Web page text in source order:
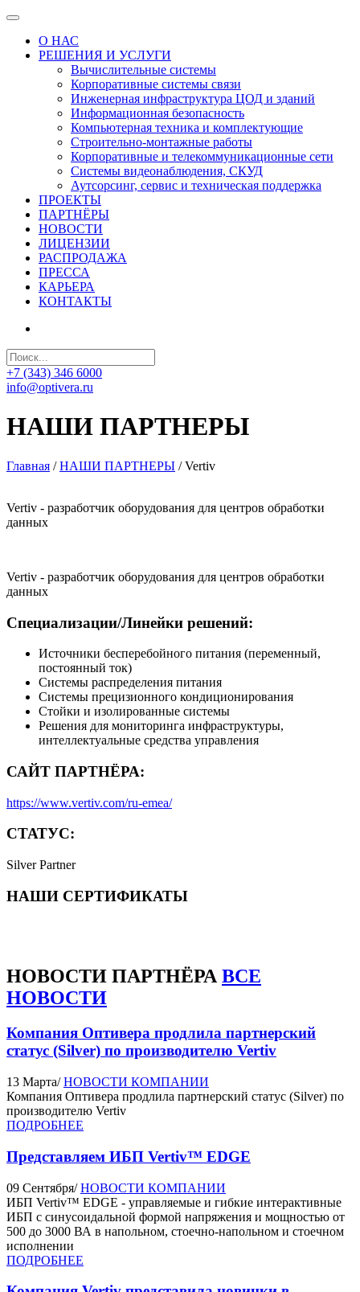
О НАС
РЕШЕНИЯ И УСЛУГИ
Вычислительные системы
Корпоративные системы связи
Инженерная инфраструктура ЦОД и зданий
Информационная безопасность
Компьютерная техника и комплектующие
Строительно-монтажные работы
Корпоративные и телекоммуникационные сети
Системы видеонаблюдения, СКУД
Аутсорсинг, сервис и техническая поддержка
ПРОЕКТЫ
ПАРТНЁРЫ
НОВОСТИ
ЛИЦЕНЗИИ
РАСПРОДАЖА
ПРЕССА
КАРЬЕРА
КОНТАКТЫ
+7 (343) 346 6000
info@optivera.ru
НАШИ ПАРТНЕРЫ
Главная / НАШИ ПАРТНЕРЫ / Vertiv
Vertiv - разработчик оборудования для центров обработки
данных
Vertiv - разработчик оборудования для центров обработки
данных
Специализации/Линейки решений:
Источники бесперебойного питания (переменный,
постоянный ток)
Системы распределения питания
Системы прецизионного кондиционирования
Стойки и изолированные системы
Решения для мониторинга инфраструктуры,
интеллектуальные средства управления
САЙТ ПАРТНЁРА:
https://www.vertiv.com/ru-emea/
СТАТУС:
Silver Partner
НАШИ СЕРТИФИКАТЫ
НОВОСТИ ПАРТНЁРА ВСЕ
НОВОСТИ
Компания Оптивера продлила партнерский
статус (Silver) по производителю Vertiv
13 Марта/ НОВОСТИ КОМПАНИИ
Компания Оптивера продлила партнерский статус (Silver) по
производителю Vertiv
ПОДРОБНЕЕ
Представляем ИБП Vertiv™ EDGE
09 Сентября/ НОВОСТИ КОМПАНИИ
ИБП Vertiv™ EDGE - управляемые и гибкие интерактивные
ИБП с синусоидальной формой напряжения и мощностью от
500 до 3000 ВА в напольном, стоечно-напольном и стоечном
исполнении
ПОДРОБНЕЕ